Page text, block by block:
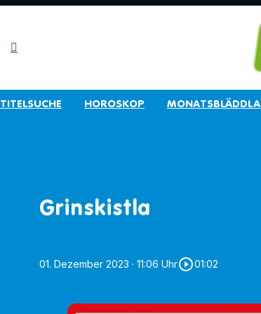
TITELSUCHE HOROSKOP MONATSBLÄDDLA
Grinskistla
01. Dezember 2023 · 11:06 Uhrplay_circle_outline01:02